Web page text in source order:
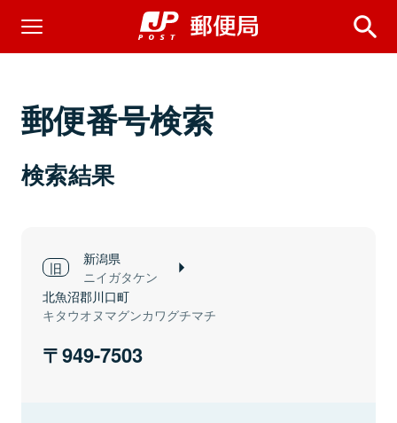
郵便番号検索
検索結果
新潟県
ニイガタケン
北魚沼郡川口町
キタウオヌマグンカワグチマチ
949-7503